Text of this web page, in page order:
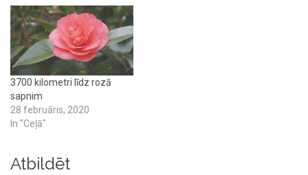
3700 kilometri līdz rozā
sapnim
28 februāris, 2020
In "Ceļā"
Atbildēt